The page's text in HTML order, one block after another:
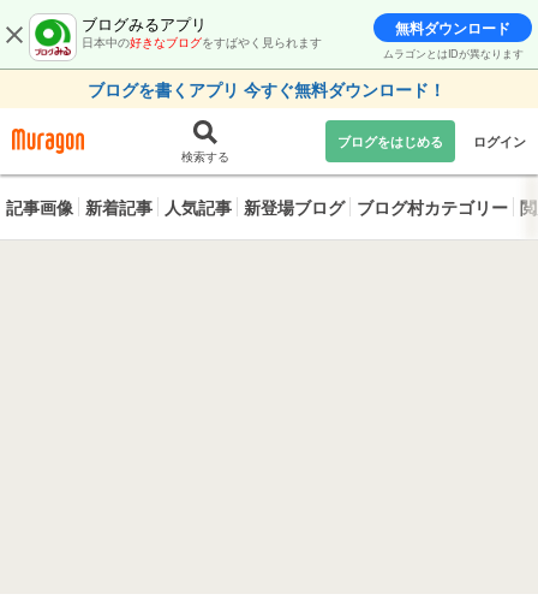
ブログみるアプリ
日本中の好きなブログをすばやく見られます
無料ダウンロード
ムラゴンとはIDが異なります
ブログを書くアプリ 今すぐ無料ダウンロード！
検索する
ブログをはじめる ログイン
記事画像 新着記事 人気記事 新登場ブログ ブログ村カテゴリー